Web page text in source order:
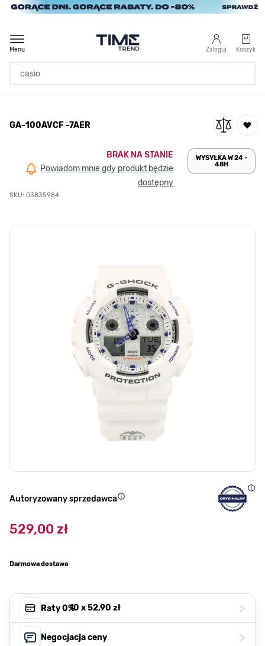
Przejdź do treści
Zaloguj Koszyk
Menu
/ GA-100AVCF -7AER
GA-100AVCF -7AER
BRAK NA STANIE
Powiadom mnie gdy produkt będzie
dostępny
SKU: 03835984
WYSYŁKA W 24 -
48H
Autoryzowany sprzedawca
529,00 zł
Darmowa dostawa
Raty 0%, 10 x52,90 zł >
Negocjacja ceny >